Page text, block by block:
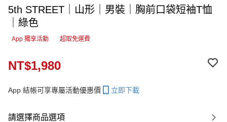
5th STREET｜山形｜男裝｜胸前口袋短袖T恤
｜綠色
App 獨享活動 超取免運費
NT$1,980
App 結帳可享專屬活動優惠價 立即下載
請選擇商品選項